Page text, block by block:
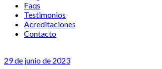
Faqs
Testimonios
Acreditaciones
Contacto
29 de junio de 2023